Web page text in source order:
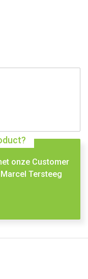
onze Customer
Tersteeg